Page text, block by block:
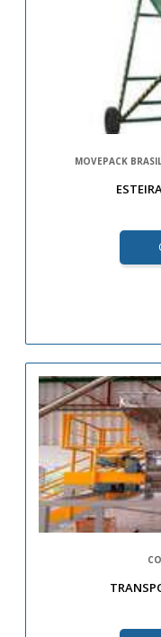
MOVEPACK